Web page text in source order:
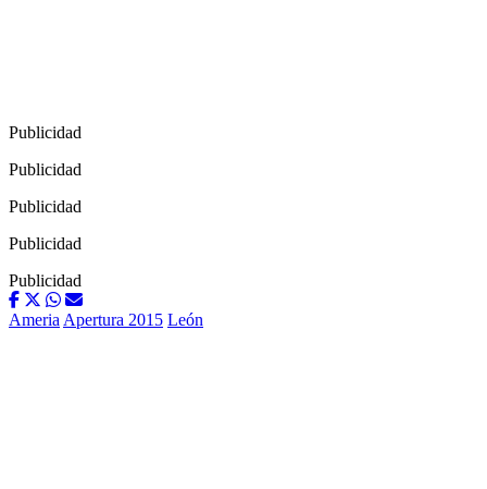
Publicidad
Publicidad
Publicidad
Publicidad
Publicidad
Ameria Apertura 2015 León